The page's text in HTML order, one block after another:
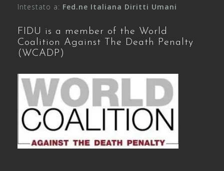
Intestato a: Fed.ne Italiana Diritti Umani
FIDU is a member of the World
Coalition Against The Death Penalty
(WCADP)